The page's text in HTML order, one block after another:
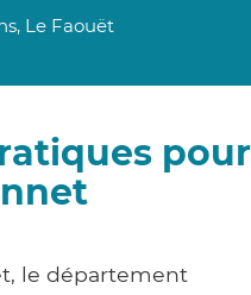
Le Faouët
pour
le département